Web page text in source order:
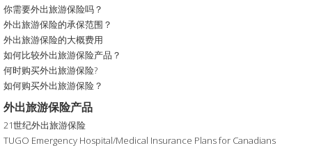
你需要外出旅游保险吗？
外出旅游保险的承保范围？
外出旅游保险的大概费用
如何比较外出旅游保险产品？
何时购买外出旅游保险?
如何购买外出旅游保险？
外出旅游保险产品
21世纪外出旅游保险
TUGO Emergency Hospital/Medical Insurance Plans for Canadians